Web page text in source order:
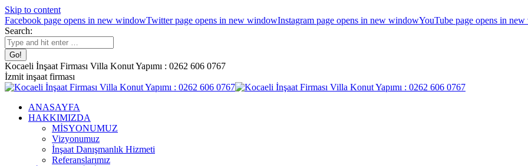
Skip to content
Facebook page opens in new windowTwitter page opens in new windowInstagram page opens in new windowYouTube page opens in
Search:
Kocaeli İnşaat Firması Villa Konut Yapımı : 0262 606 0767
İzmit inşaat firması
ANASAYFA
HAKKIMIZDA
MİSYONUMUZ
Vizyonumuz
İnşaat Danışmanlık Hizmeti
Referanslarımız